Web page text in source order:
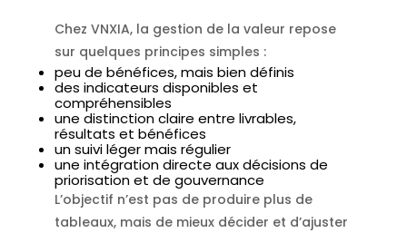
Chez VNXIA, la gestion de la valeur repose
sur quelques principes simples :
peu de bénéfices, mais bien définis
des indicateurs disponibles et
compréhensibles
une distinction claire entre livrables,
résultats et bénéfices
un suivi léger mais régulier
une intégration directe aux décisions de
priorisation et de gouvernance
L’objectif n’est pas de produire plus de
tableaux, mais de mieux décider et d’ajuster